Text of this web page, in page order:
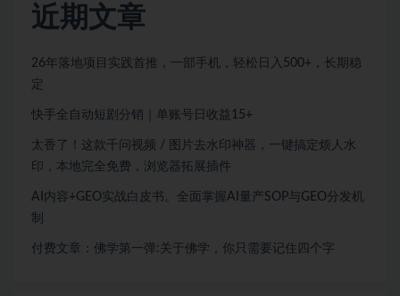
近期文章
26年落地项目实践首推，一部手机，轻松日入500+，长期稳
定
快手全自动短剧分销｜单账号日收益15+
太香了！这款千问视频 / 图片去水印神器，一键搞定烦人水
印，本地完全免费，浏览器拓展插件
AI内容+GEO实战白皮书。全面掌握AI量产SOP与GEO分发机
制
付费文章：佛学第一弹:关于佛学，你只需要记住四个字